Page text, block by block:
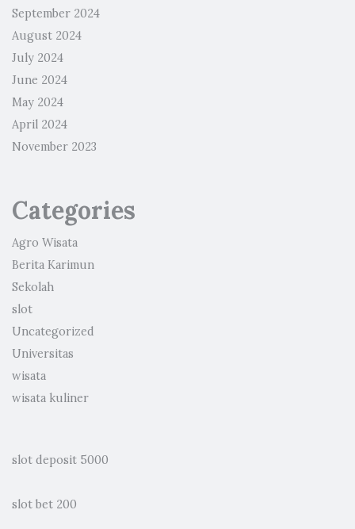
September 2024
August 2024
July 2024
June 2024
May 2024
April 2024
November 2023
Categories
Agro Wisata
Berita Karimun
Sekolah
slot
Uncategorized
Universitas
wisata
wisata kuliner
slot deposit 5000
slot bet 200